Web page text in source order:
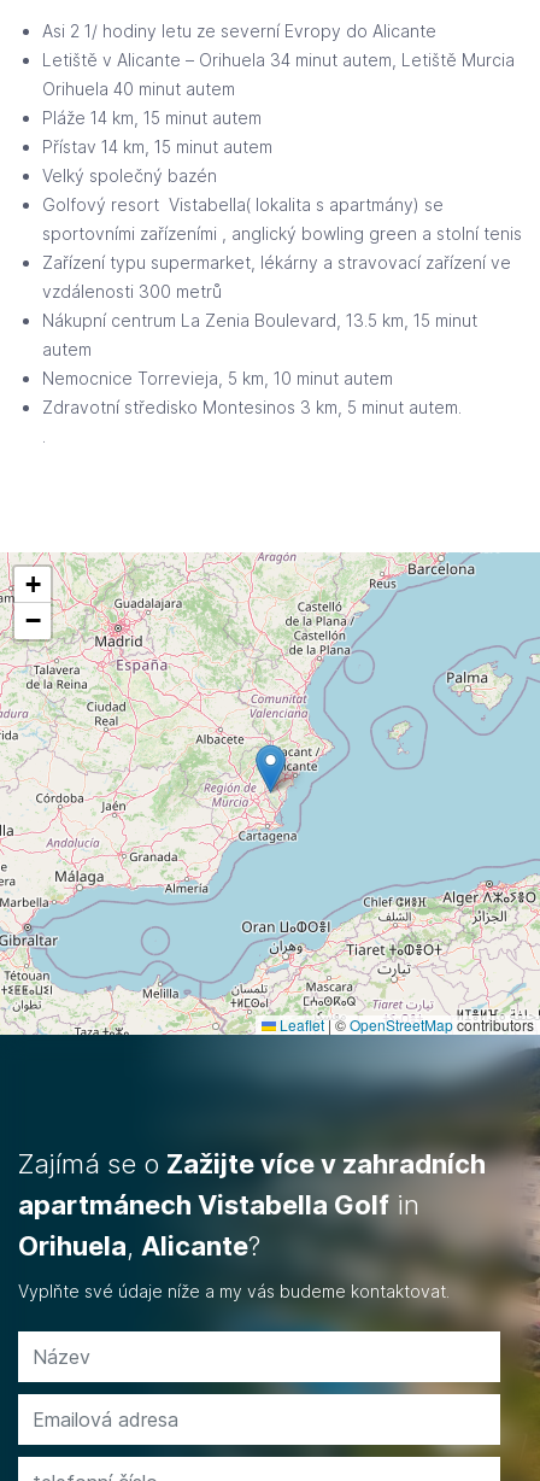
Asi 2 1/ hodiny letu ze severní Evropy do Alicante
Letiště v Alicante – Orihuela 34 minut autem, Letiště Murcia
Orihuela 40 minut autem
Pláže 14 km, 15 minut autem
Přístav 14 km, 15 minut autem
Velký společný bazén
Golfový resort Vistabella( lokalita s apartmány) se
sportovními zařízeními , anglický bowling green a stolní tenis
Zařízení typu supermarket, lékárny a stravovací zařízení ve
vzdálenosti 300 metrů
Nákupní centrum La Zenia Boulevard, 13.5 km, 15 minut
autem
Nemocnice Torrevieja, 5 km, 10 minut autem
Zdravotní středisko Montesinos 3 km, 5 minut autem.
+
−
Leaflet|©OpenStreetMapcontributors
Zajímá se o Zažijte více v zahradních
apartmánech Vistabella Golf in
Orihuela, Alicante?
Vyplňte své údaje níže a my vás budeme kontaktovat.